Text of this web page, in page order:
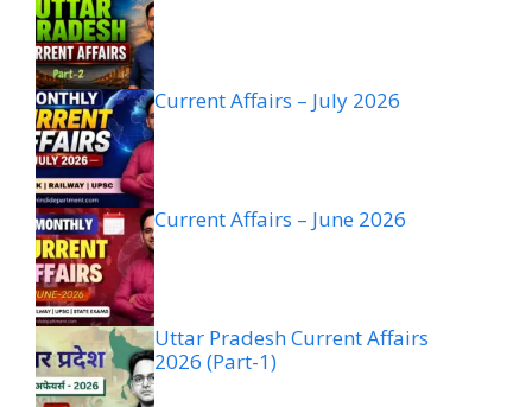
Current Affairs – July 2026
Current Affairs – June 2026
Uttar Pradesh Current Affairs
2026 (Part-1)